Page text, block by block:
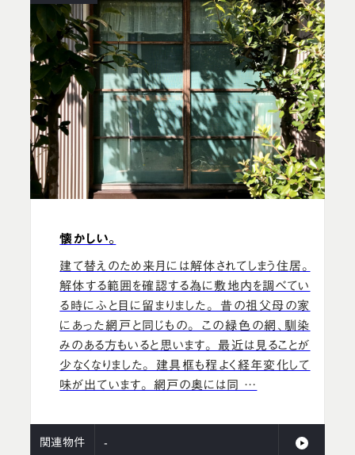
懐かしい。
建て替えのため来月には解体されてしまう住居。
解体する範囲を確認する為に敷地内を調べてい
る時にふと目に留まりました。 昔の祖父母の家
にあった網戸と同じもの。 この緑色の網、馴染
みのある方もいると思います。 最近は見ることが
少なくなりました。 建具框も程よく経年変化して
味が出ています。 網戸の奥には同 …
関連物件 -